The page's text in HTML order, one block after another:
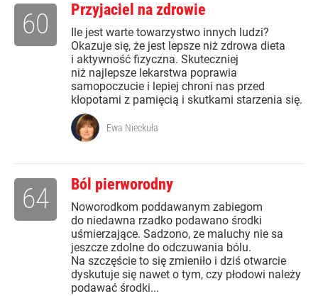
Przyjaciel na zdrowie
Ile jest warte towarzystwo innych ludzi?
Okazuje się, że jest lepsze niż zdrowa dieta
i aktywność fizyczna. Skuteczniej
niż najlepsze lekarstwa poprawia
samopoczucie i lepiej chroni nas przed
kłopotami z pamięcią i skutkami starzenia się.
60
Ewa Nieckuła
Ból pierworodny
Noworodkom poddawanym zabiegom
do niedawna rzadko podawano środki
uśmierzające. Sadzono, ze maluchy nie sa
jeszcze zdolne do odczuwania bólu.
Na szczęście to się zmieniło i dziś otwarcie
dyskutuje się nawet o tym, czy płodowi należy
podawać środki...
64